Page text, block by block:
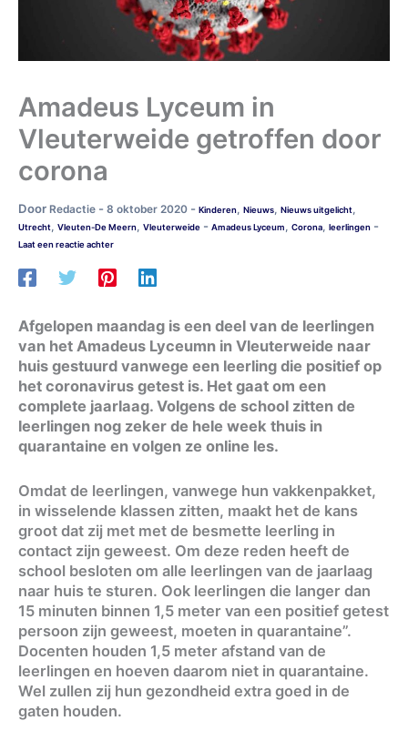
Amadeus Lyceum in
Vleuterweide getroffen door
corona
Door Redactie - 8 oktober 2020 - Kinderen, Nieuws, Nieuws uitgelicht,
Utrecht, Vleuten-De Meern, Vleuterweide - Amadeus Lyceum, Corona, leerlingen -
Laat een reactie achter
Afgelopen maandag is een deel van de leerlingen
van het Amadeus Lyceumn in Vleuterweide naar
huis gestuurd vanwege een leerling die positief op
het coronavirus getest is. Het gaat om een
complete jaarlaag. Volgens de school zitten de
leerlingen nog zeker de hele week thuis in
quarantaine en volgen ze online les.
Omdat de leerlingen, vanwege hun vakkenpakket,
in wisselende klassen zitten, maakt het de kans
groot dat zij met met de besmette leerling in
contact zijn geweest. Om deze reden heeft de
school besloten om alle leerlingen van de jaarlaag
naar huis te sturen. Ook leerlingen die langer dan
15 minuten binnen 1,5 meter van een positief getest
persoon zijn geweest, moeten in quarantaine”.
Docenten houden 1,5 meter afstand van de
leerlingen en hoeven daarom niet in quarantaine.
Wel zullen zij hun gezondheid extra goed in de
gaten houden.